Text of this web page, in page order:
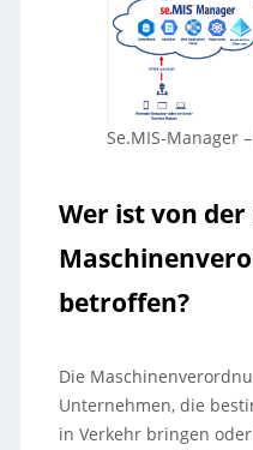
Se.MIS-Manager–
Wer ist von der
betroffen?
Die
Unternehmen, die
in Verkehr bringen